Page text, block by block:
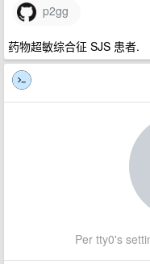
p2gg
药物超敏综合征 SJS 患者.
Per tty0's